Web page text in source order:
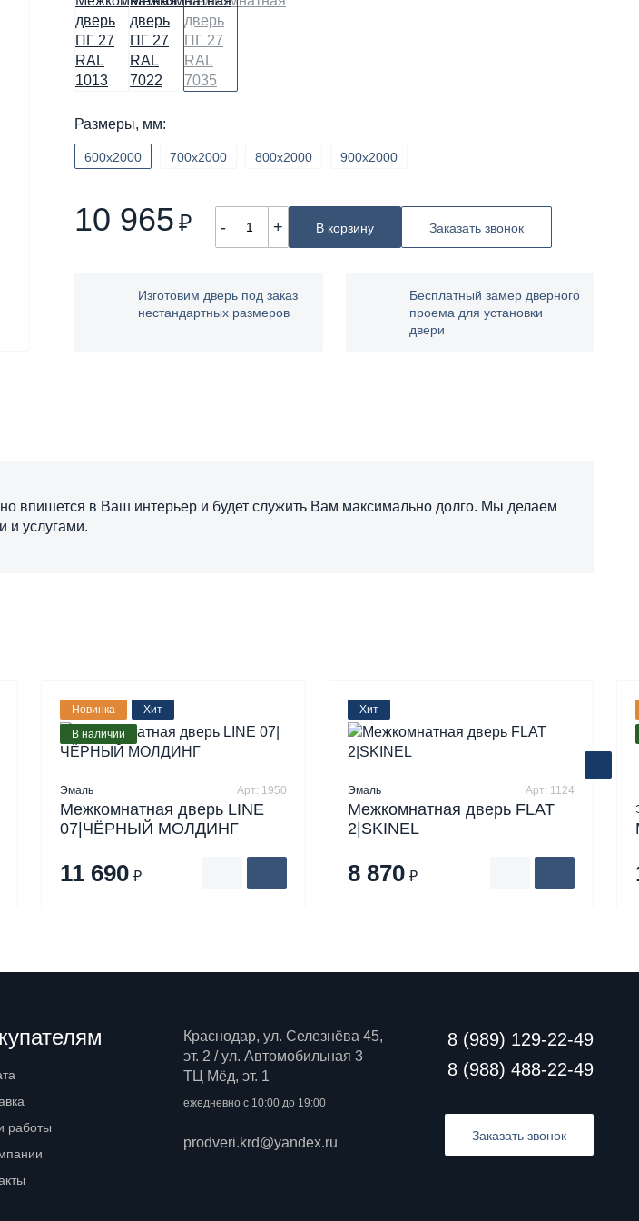
Размеры, мм:
600х2000 700х2000 800х2000 900х2000
10 965 ₽ - + В корзину Заказать звонок
Изготовим дверь под заказ
нестандартных размеров
Бесплатный замер дверного
проема для установки
двери
впишется в Ваш интерьер и будет служить Вам максимально долго. Мы делаем
и услугами.
Новинка
Хит
В наличии
Эмаль Арт: 1950
Межкомнатная дверь LINE
07|ЧЁРНЫЙ МОЛДИНГ
11 690 ₽
Хит
Эмаль Арт: 1124
Межкомнатная дверь FLAT
2|SKINEL
8 870 ₽
работы
Краснодар, ул. Селезнёва 45,
эт. 2 / ул. Автомобильная 3
ТЦ Мёд, эт. 1
ежедневно с 10:00 до 19:00
prodveri.krd@yandex.ru
8 (989) 129-22-49
8 (988) 488-22-49
Заказать звонок